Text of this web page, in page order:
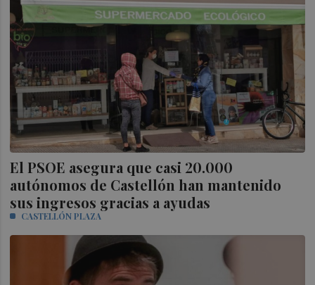
El PSOE asegura que casi 20.000
autónomos de Castellón han mantenido
sus ingresos gracias a ayudas
CASTELLÓN PLAZA